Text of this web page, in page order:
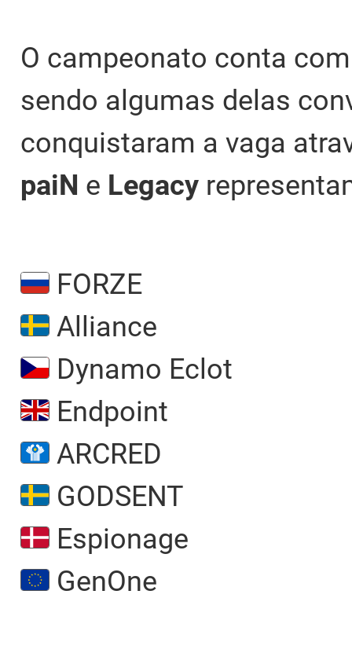
O campeonato conta
sendo algumas delas
conquistaram a vaga
paiN e Legacy
FORZE
Alliance
Dynamo Eclot
Endpoint
ARCRED
GODSENT
Espionage
GenOne